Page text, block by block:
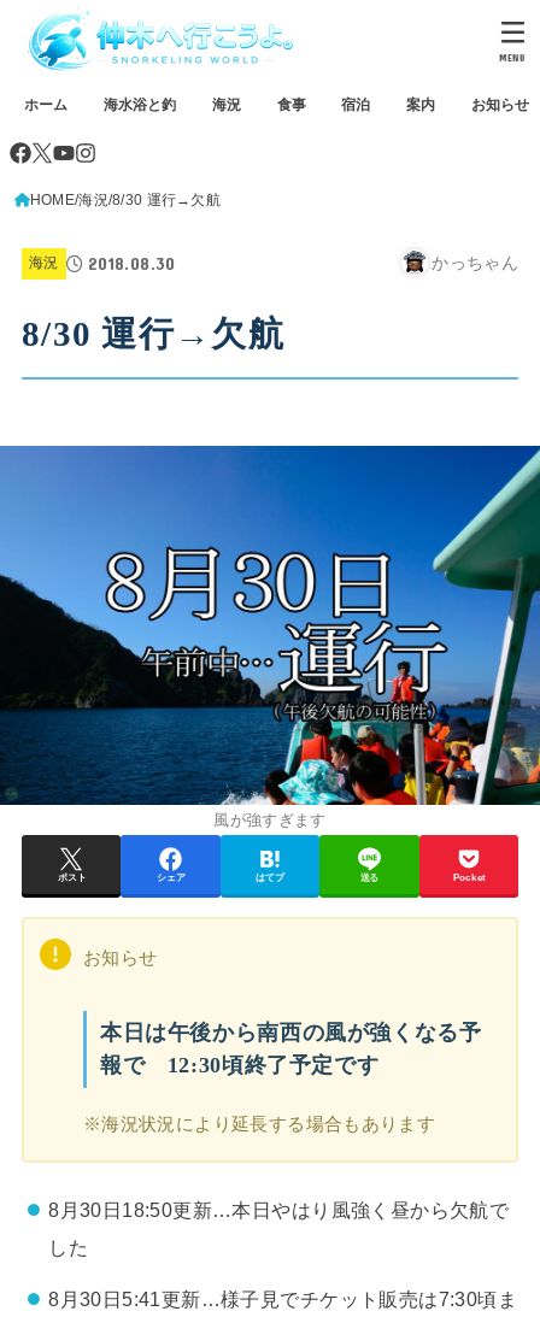
ホーム 海水浴と釣 海況 食事 宿泊 案内 お知らせ
MENU
HOME 海況 8/30 運行→欠航
海況 2018.08.30 かっちゃん
8/30 運行→欠航
風が強すぎます
ポスト シェア はてブ 送る Pocket
お知らせ
本日は午後から南西の風が強くなる予
報で 12:30頃終了予定です
※海況状況により延長する場合もあります
8月30日18:50更新…本日やはり風強く昼から欠航で
した
8月30日5:41更新…様子見でチケット販売は7:30頃ま